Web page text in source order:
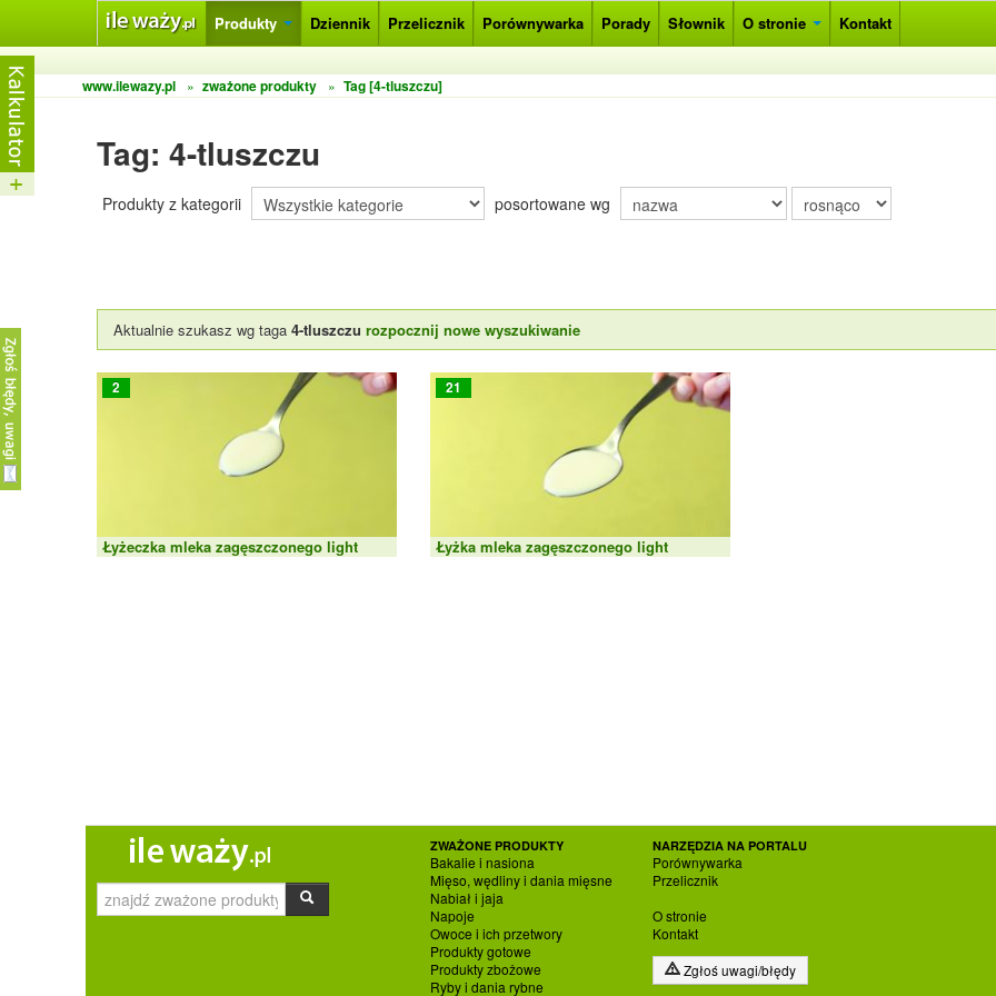
Produkty Dziennik Przelicznik Porównywarka Porady Słownik O stronie Kontakt
www.ilewazy.pl
» zważone produkty » Tag [4-tluszczu]
Tag: 4-tluszczu
Produkty z kategorii posortowane wg
Aktualnie szukasz wg taga 4-tluszczu rozpocznij nowe wyszukiwanie
2
Łyżeczka mleka zagęszczonego light
21
Łyżka mleka zagęszczonego light
ZWAŻONE PRODUKTY
Bakalie i nasiona
Mięso, wędliny i dania mięsne
Nabiał i jaja
Napoje
Owoce i ich przetwory
Produkty gotowe
Produkty zbożowe
Ryby i dania rybne
NARZĘDZIA NA PORTALU
Porównywarka
Przelicznik
O stronie
Kontakt
Zgłoś uwagi/błędy